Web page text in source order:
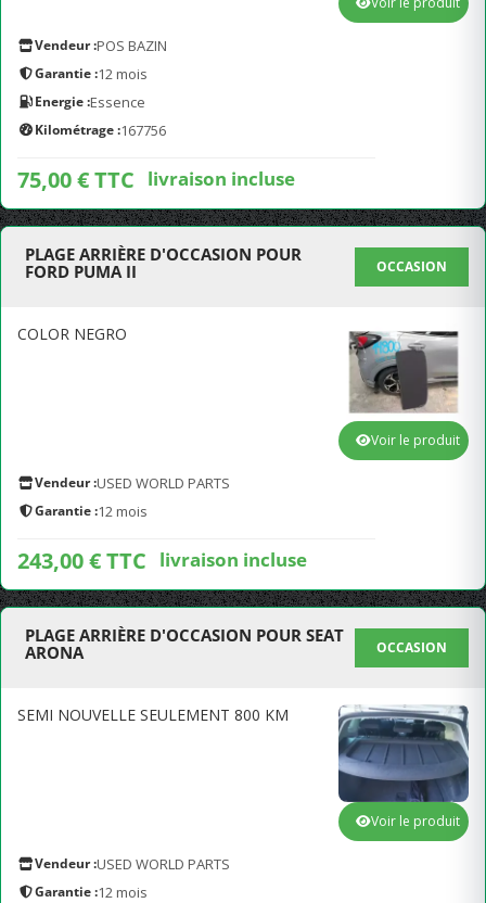
Vendeur :POS BAZIN
Garantie :12 mois
Energie :Essence
Kilométrage :167756
75,00 € TTC livraison incluse
PLAGE ARRIÈRE D'OCCASION POUR
FORD PUMA II
OCCASION
COLOR NEGRO
Vendeur :USED WORLD PARTS
Garantie :12 mois
243,00 € TTC livraison incluse
Voir le produit
PLAGE ARRIÈRE D'OCCASION POUR SEAT
ARONA
OCCASION
SEMI NOUVELLE SEULEMENT 800 KM
Vendeur :USED WORLD PARTS
Garantie :12 mois
Voir le produit